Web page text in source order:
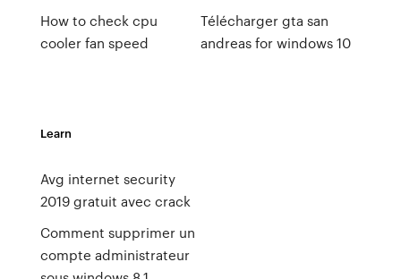
How to check cpu
cooler fan speed
Télécharger gta san
andreas for windows 10
Learn
Avg internet security
2019 gratuit avec crack
Comment supprimer un
compte administrateur